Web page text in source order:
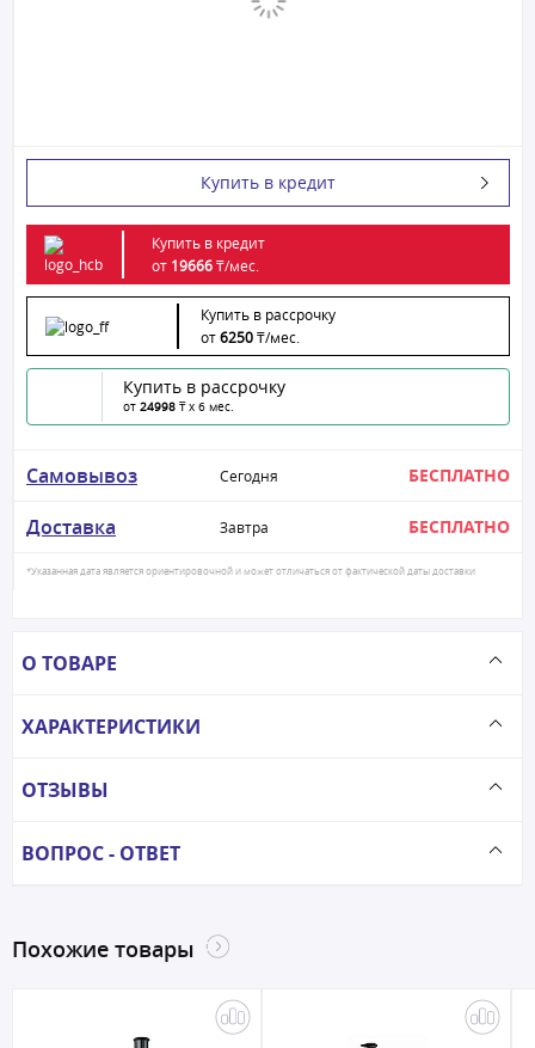
Купить в кредит
Купить в кредит
от 19666₸/мес.
Купить в рассрочку
от6250₸/мес.
Купить в рассрочку
от 24998 ₸ x 6 мес.
Самовывоз Сегодня БЕСПЛАТНО
Доставка Завтра БЕСПЛАТНО
*Указанная дата является ориентировочной и может отличаться от фактической даты доставки
О ТОВАРЕ
ХАРАКТЕРИСТИКИ
ОТЗЫВЫ
ВОПРОС - ОТВЕТ
Похожие товары